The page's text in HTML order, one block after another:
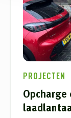
PROJECTEN